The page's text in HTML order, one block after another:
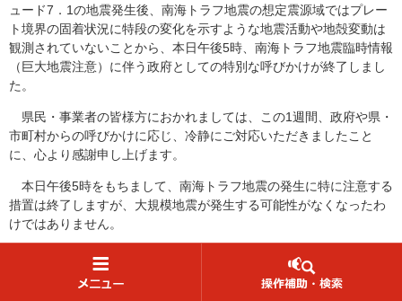
ュード7．1の地震発生後、南海トラフ地震の想定震源域ではプレー
ト境界の固着状況に特段の変化を示すような地震活動や地殻変動は
観測されていないことから、本日午後5時、南海トラフ地震臨時情報
（巨大地震注意）に伴う政府としての特別な呼びかけが終了しまし
た。
県民・事業者の皆様方におかれましては、この1週間、政府や県・
市町村からの呼びかけに応じ、冷静にご対応いただきましたこと
に、心より感謝申し上げます。
本日午後5時をもちまして、南海トラフ地震の発生に特に注意する
措置は終了しますが、大規模地震が発生する可能性がなくなったわ
けではありません。
「備えあれば憂いなし」を合言葉に、日ごろからの地震への備えを
今一度ご確認いただき、お過ごしくださるようお願いいたします。